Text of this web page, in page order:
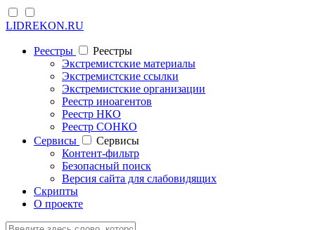
LIDREKON.RU
Реестры
Реестры
Экстремистские материалы
Экстремистские ссылки
Экстремистские организации
Реестр иноагентов
Реестр НКО
Реестр СОНКО
Cервисы
Cервисы
Контент-фильтр
Безопасный поиск
Версия сайта для слабовидящих
Скрипты
О проекте